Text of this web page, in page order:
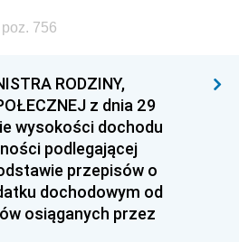
756
RODZINY,
z dnia 29
wysokości dochodu
podlegającej
przepisów o
dochodowym od
osiąganych przez